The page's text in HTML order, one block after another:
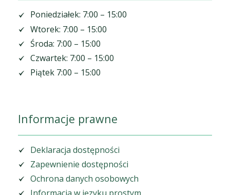
Poniedziałek: 7:00 – 15:00
Wtorek: 7:00 – 15:00
Środa: 7:00 – 15:00
Czwartek: 7:00 – 15:00
Piątek 7:00 – 15:00
Informacje prawne
Deklaracja dostępności
Zapewnienie dostępności
Ochrona danych osobowych